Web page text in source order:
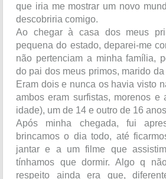
que iria me mostrar um novo
descobriria comigo.
Ao chegar à casa dos meus
pequena do estado, deparei-me
não pertenciam a minha família,
do pai dos meus primos, marido
Eram dois e nunca os havia visto
ambos eram surfistas, morenos e
idade), um de 14 e outro de 16
Após minha chegada, fui
brincamos o dia todo, até
jantar e a um filme que
tínhamos que dormir. Algo q
respeito ainda era que,